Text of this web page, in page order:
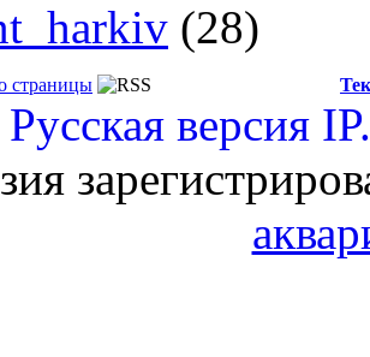
(28)
Русская версия